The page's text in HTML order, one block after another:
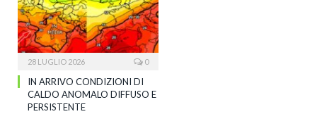
28 LUGLIO 2026 0
IN ARRIVO CONDIZIONI DI
CALDO ANOMALO DIFFUSO E
PERSISTENTE